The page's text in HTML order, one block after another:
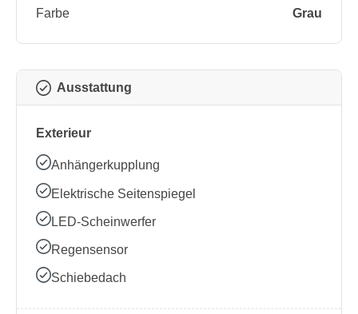
Farbe
Grau
Ausstattung
Exterieur
Anhängerkupplung
Elektrische Seitenspiegel
LED-Scheinwerfer
Regensensor
Schiebedach